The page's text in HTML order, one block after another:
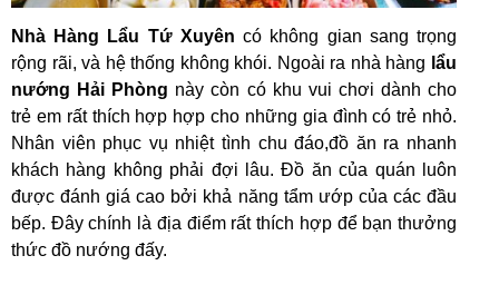
Nhà Hàng Lẩu Tứ Xuyên có không gian sang trọng
rộng rãi, và hệ thống không khói. Ngoài ra nhà hàng lẩu
nướng Hải Phòng này còn có khu vui chơi dành cho
trẻ em rất thích hợp hợp cho những gia đình có trẻ nhỏ.
Nhân viên phục vụ nhiệt tình chu đáo,đồ ăn ra nhanh
khách hàng không phải đợi lâu. Đồ ăn của quán luôn
được đánh giá cao bởi khả năng tẩm ướp của các đầu
bếp. Đây chính là địa điểm rất thích hợp để bạn thưởng
thức đồ nướng đấy.